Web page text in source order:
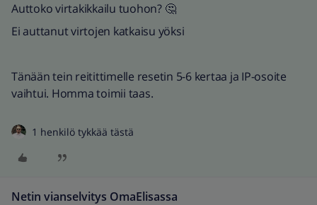
Auttoko virtakikkailu tuohon? 🤔
Ei auttanut virtojen katkaisu yöksi
Tänään tein reitittimelle resetin 5-6 kertaa ja IP-osoite
vaihtui. Homma toimii taas.
1 henkilö tykkää tästä
Netin vianselvitys OmaElisassa